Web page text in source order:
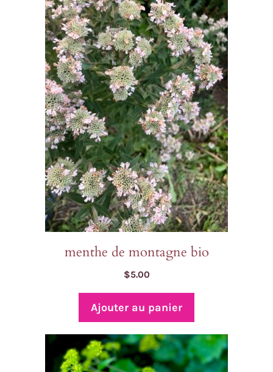
menthe de montagne bio
$5.00
Ajouter au panier